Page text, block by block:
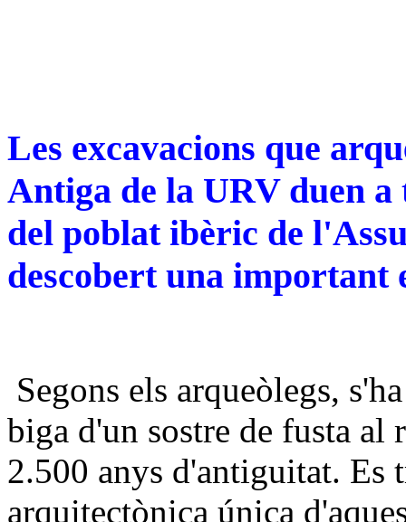
Les excavacions que
Antiga de la URV duen
del poblat ibèric de
descobert una
Segons els arqueòlegs,
biga d'un sostre de fusta
2.500 anys d'antiguitat. Es
arquitectònica única